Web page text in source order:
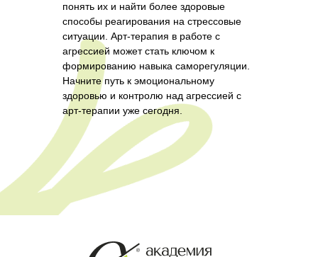
понять их и найти более здоровые
способы реагирования на стрессовые
ситуации. Арт-терапия в работе с
агрессией может стать ключом к
формированию навыка саморегуляции.
Начните путь к эмоциональному
здоровью и контролю над агрессией с
арт-терапии уже сегодня.